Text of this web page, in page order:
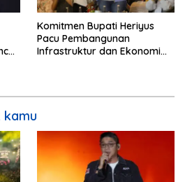
Komitmen Bupati Heriyus
Pacu Pembangunan
Infrastruktur dan Ekonomi
kamu